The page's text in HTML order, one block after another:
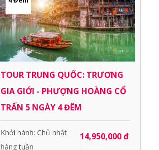
TOUR TRUNG QUỐC: TRƯƠNG
GIA GIỚI - PHƯỢNG HOÀNG CỔ
TRẤN 5 NGÀY 4 ĐÊM
Khởi hành: Chủ nhật
hàng tuần
14,950,000 đ